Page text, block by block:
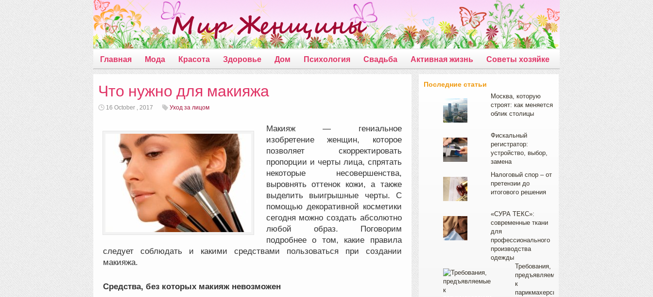
Главная Мода Красота Здоровье Дом Психология Свадьба Активная жизнь Советы хозяйке
Что нужно для макияжа
16 October , 2017 Уход за лицом
Макияж — гениальное
изобретение женщин, которое
позволяет скорректировать
пропорции и черты лица, спрятать
некоторые несовершенства,
выровнять оттенок кожи, а также
выделить выигрышные черты. С
помощью декоративной косметики
сегодня можно создать абсолютно
любой образ. Поговорим
подробнее о том, какие правила
следует соблюдать и какими средствами пользоваться при создании
макияжа.
Средства, без которых макияж невозможен
Последние статьи
Москва, которую
строят: как меняется
облик столицы
Фискальный
регистратор:
устройство, выбор,
замена
Налоговый спор – от
претензии до
итогового решения
«СУРА ТЕКС»:
современные ткани
для
профессионального
производства
одежды
Требования,
предъявляемые
к
парикмахерским